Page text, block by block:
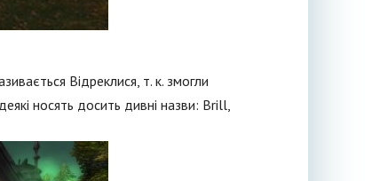
Відреклися, т. к. змогли
носять досить дивні назви: Brill,